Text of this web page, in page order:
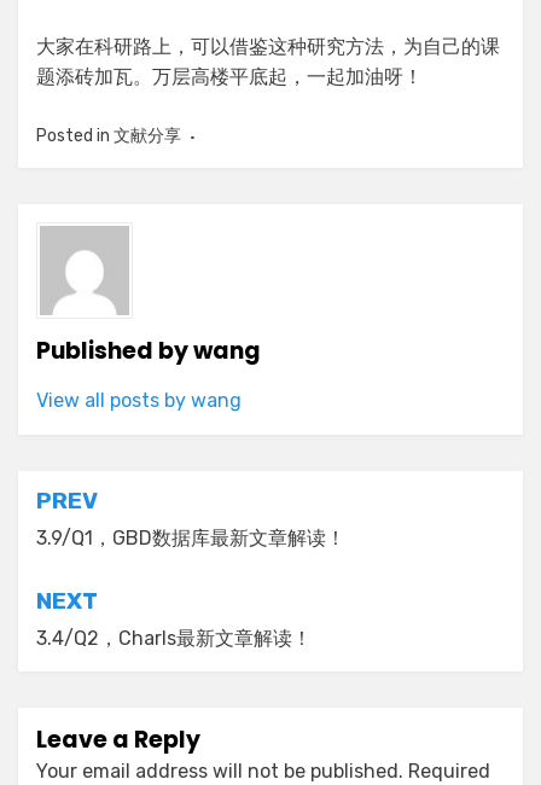
大家在科研路上，可以借鉴这种研究方法，为自己的课
题添砖加瓦。万层高楼平底起，一起加油呀！
Posted in 文献分享
Published bywang
View all posts by wang
Post
navigation
PREV
3.9/Q1，GBD数据库最新文章解读！
NEXT
3.4/Q2，Charls最新文章解读！
Leave a Reply
Your email address will not be published. Required